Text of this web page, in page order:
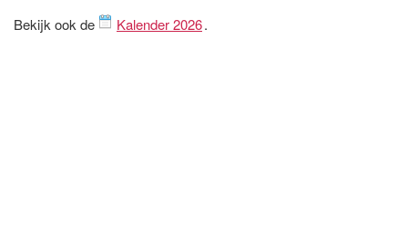
Bekijk ook de Kalender 2026.